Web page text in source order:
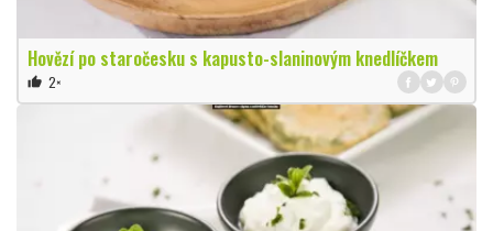
Hovězí po staročesku s kapusto-slaninovým knedlíčkem
thumb_up 2×